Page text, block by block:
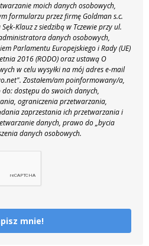
moich danych osobowych,
formularzu przez firmę Goldman s.c.
Klauz z siedzibą w Tczewie przy ul.
danych osobowych,
Parlamentu Europejskiego i Rady (UE)
2016 (RODO) oraz ustawą O
w celu wysyłki na mój adres e-mail
Zostałem/am poinformowany/a,
do: dostępu do swoich danych,
ograniczenia przetwarzania,
zaprzestania ich przetwarzania i
danych, prawo do „bycia
danych osobowych.
mnie!